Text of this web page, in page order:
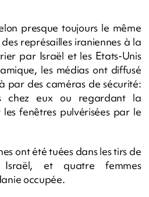
presque toujours le même
représailles iraniennes à la
par Israël et les Etats-Unis
les médias ont diffusé
par des caméras de sécurité:
chez eux ou regardant la
fenêtres pulvérisées par le
ont été tuées dans les tirs de
Israël, et quatre femmes
occupée.